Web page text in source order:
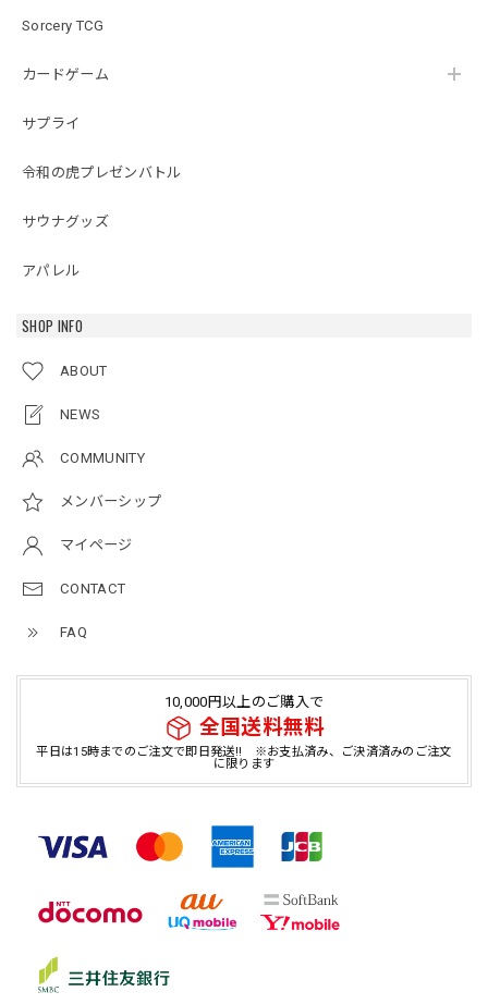
Sorcery TCG
カードゲーム
サプライ
令和の虎プレゼンバトル
サウナグッズ
アパレル
SHOP INFO
ABOUT
NEWS
COMMUNITY
メンバーシップ
マイページ
CONTACT
FAQ
10,000円以上のご購入で
全国送料無料
平日は15時までのご注文で即日発送!! ※お支払済み、ご決済済みのご注文
に限ります